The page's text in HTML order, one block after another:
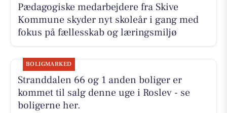
Pædagogiske medarbejdere fra Skive
Kommune skyder nyt skoleår i gang med
fokus på fællesskab og læringsmiljø
BOLIGMARKED
Stranddalen 66 og 1 anden boliger er
kommet til salg denne uge i Roslev - se
boligerne her.